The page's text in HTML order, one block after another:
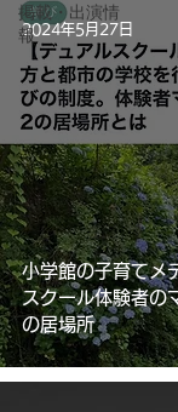
掲載・出演情
報
小学館の子育てメ
スクール体験者の
の居場所
2024年5月27日